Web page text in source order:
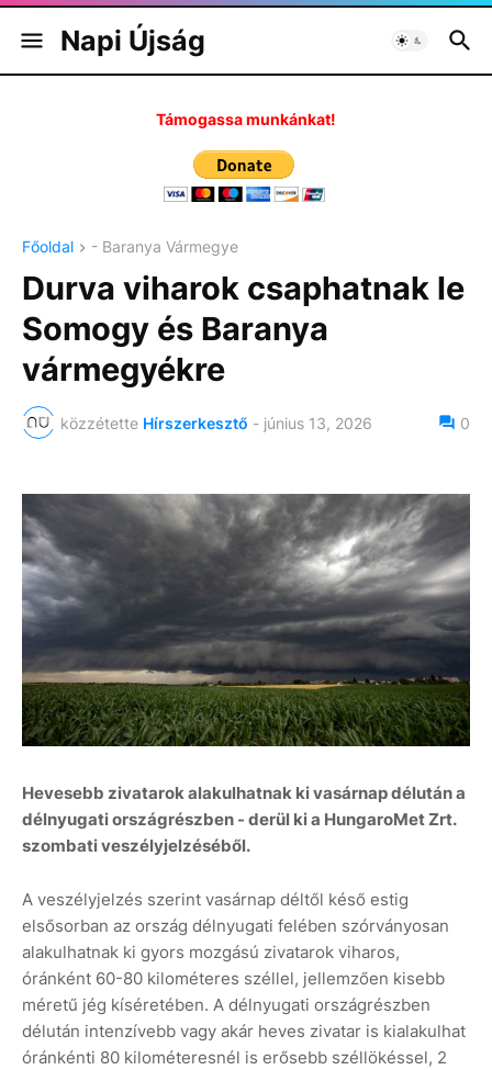
Napi Újság
Támogassa munkánkat!
Főoldal - Baranya Vármegye
Durva viharok csaphatnak le
Somogy és Baranya
vármegyékre
közzétette Hírszerkesztő - június 13, 2026 0
Hevesebb zivatarok alakulhatnak ki vasárnap délután a
délnyugati országrészben - derül ki a HungaroMet Zrt.
szombati veszélyjelzéséből.
A veszélyjelzés szerint vasárnap déltől késő estig
elsősorban az ország délnyugati felében szórványosan
alakulhatnak ki gyors mozgású zivatarok viharos,
óránként 60-80 kilométeres széllel, jellemzően kisebb
méretű jég kíséretében. A délnyugati országrészben
délután intenzívebb vagy akár heves zivatar is kialakulhat
óránkénti 80 kilométeresnél is erősebb széllökéssel, 2